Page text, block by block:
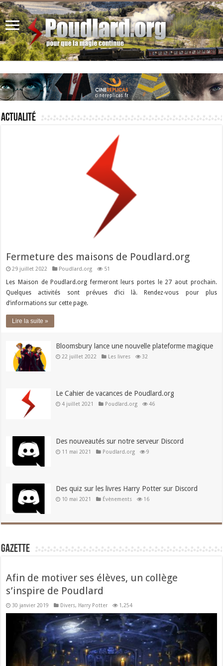
Actualité
Fermeture des maisons de Poudlard.org
29 juillet 2022 Poudlard.org 51
Les Maison de Poudlard.org fermeront leurs portes le 27 aout prochain.
Quelques activités sont prévues d’ici là. Rendez-vous pour plus
d’informations sur cette page.
Lire la suite »
Bloomsbury lance une nouvelle plateforme magique
22 juillet 2022 Les livres 32
Le Cahier de vacances de Poudlard.org
4 juillet 2021 Poudlard.org 46
Des nouveautés sur notre serveur Discord
11 mai 2021 Poudlard.org 9
Des quiz sur les livres Harry Potter sur Discord
10 mai 2021 Évènements 16
Gazette
Afin de motiver ses élèves, un collège
s’inspire de Poudlard
30 janvier 2019 Divers, Harry Potter 1,254